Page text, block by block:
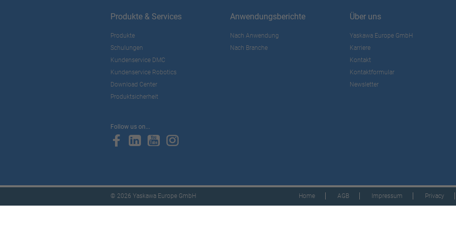
Produkte & Services
Produkte
Schulungen
Kundenservice DMC
Kundenservice Robotics
Download Center
Produktsicherheit
Anwendungsberichte
Nach Anwendung
Nach Branche
Über uns
Yaskawa Europe GmbH
Karriere
Kontakt
Kontaktformular
Newsletter
Follow us on...
© 2026 Yaskawa Europe GmbH Home AGB Impressum Privacy